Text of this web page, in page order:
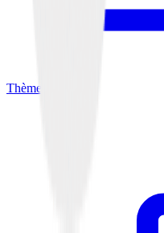
Thèmes